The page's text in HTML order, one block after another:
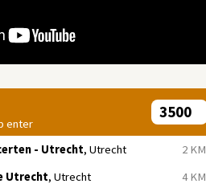
enter
2 KM
- Utrecht, Utrecht
4 KM
Utrecht, Utrecht